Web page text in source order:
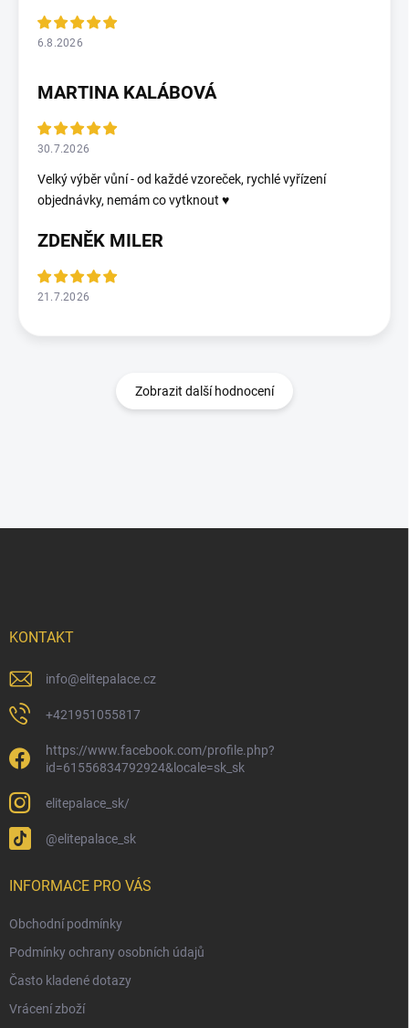
6.8.2026
MARTINA KALÁBOVÁ
30.7.2026
Velký výběr vůní - od každé vzoreček, rychlé vyřízení
objednávky, nemám co vytknout ♥️
ZDENĚK MILER
21.7.2026
Zobrazit další hodnocení
KONTAKT
info@elitepalace.cz
+421951055817
https://www.facebook.com/profile.php?
id=61556834792924&locale=sk_sk
elitepalace_sk/
@elitepalace_sk
INFORMACE PRO VÁS
Obchodní podmínky
Podmínky ochrany osobních údajů
Často kladené dotazy
Vrácení zboží